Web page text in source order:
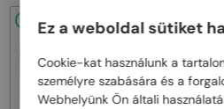
48/72
Ez a weboldal sütiket
Cookie-kat használunk a
személyre szabására és a
Webhelyünk Ön általi